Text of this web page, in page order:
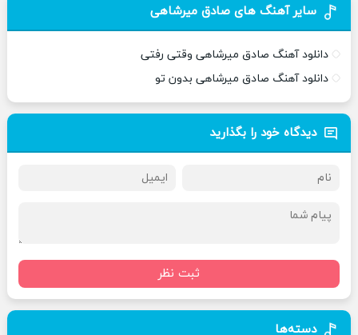
سایر آهنگ های صادق میرشاهی
دانلود آهنگ صادق میرشاهی وقتی رفتی
دانلود آهنگ صادق میرشاهی بدون تو
دیدگاه خود را بگذارید
ثبت نظر
دسته‌ها